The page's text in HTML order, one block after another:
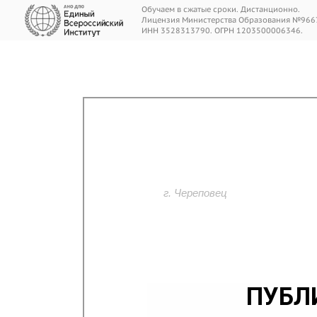
Обучаем в сжатые сроки. Дистанционно.
Лицензия Министерства Образования
ИНН 3528313790. ОГРН 1203500006346.